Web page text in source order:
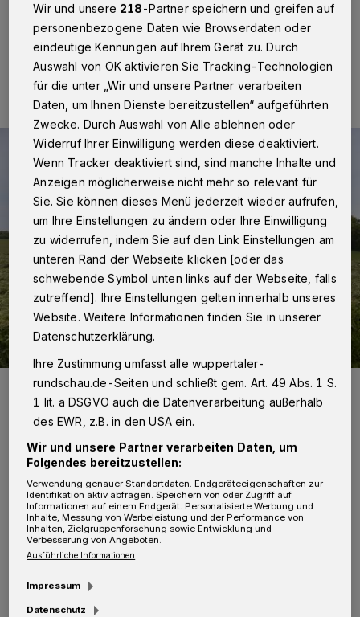
24.08.2022 , 14:22 Uhr Eine Minute Lesezeit
Die Kleine Höhe an der Stadtgrenze zu Neviges.
Foto: Simone Bahrmann
„Wir sind klar für die Verlängerung der
Vertragslaufzeiten für die Landwirte auf der
Kleinen Höhe, damit die Flächen auch
zukünftig landwirtschaftlich genutzt werden
können“, so der SPD-Fraktionsvorsitzende
Wir und unsere 218-Partner speichern und greifen auf
personenbezogene Daten wie Browserdaten oder
eindeutige Kennungen auf Ihrem Gerät zu. Durch
Auswahl von OK aktivieren Sie Tracking-Technologien
für die unter „Wir und unsere Partner verarbeiten
Daten, um Ihnen Dienste bereitzustellen“ aufgeführten
Zwecke. Durch Auswahl von Alle ablehnen oder
Widerruf Ihrer Einwilligung werden diese deaktiviert.
Wenn Tracker deaktiviert sind, sind manche Inhalte und
Anzeigen möglicherweise nicht mehr so relevant für
Sie. Sie können dieses Menü jederzeit wieder aufrufen,
um Ihre Einstellungen zu ändern oder Ihre Einwilligung
zu widerrufen, indem Sie auf den Link Einstellungen am
unteren Rand der Webseite klicken [oder das
schwebende Symbol unten links auf der Webseite, falls
zutreffend]. Ihre Einstellungen gelten innerhalb unseres
Website. Weitere Informationen finden Sie in unserer
Datenschutzerklärung.
Ihre Zustimmung umfasst alle wuppertaler-
rundschau.de-Seiten und schließt gem. Art. 49 Abs. 1 S.
1 lit. a DSGVO auch die Datenverarbeitung außerhalb
des EWR, z.B. in den USA ein.
Wir und unsere Partner verarbeiten Daten, um
Folgendes bereitzustellen:
Verwendung genauer Standortdaten. Endgeräteeigenschaften zur
Identifikation aktiv abfragen. Speichern von oder Zugriff auf
Informationen auf einem Endgerät. Personalisierte Werbung und
Inhalte, Messung von Werbeleistung und der Performance von
Inhalten, Zielgruppenforschung sowie Entwicklung und
Verbesserung von Angeboten.
Ausführliche Informationen
Impressum
Datenschutz